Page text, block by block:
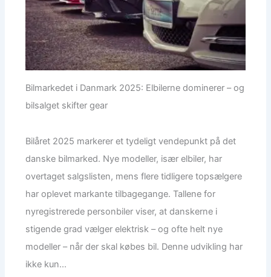
Bilmarkedet i Danmark 2025: Elbilerne dominerer – og
bilsalget skifter gear
Bilåret 2025 markerer et tydeligt vendepunkt på det
danske bilmarked. Nye modeller, især elbiler, har
overtaget salgslisten, mens flere tidligere topsælgere
har oplevet markante tilbagegange. Tallene for
nyregistrerede personbiler viser, at danskerne i
stigende grad vælger elektrisk – og ofte helt nye
modeller – når der skal købes bil. Denne udvikling har
ikke kun...